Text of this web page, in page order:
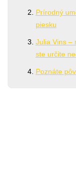
Prírodný
piesku
Julia Vins –
ste určite
Poznáte